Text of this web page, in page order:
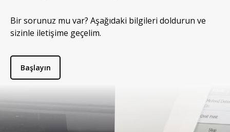
Bir sorunuz mu var? Aşağıdaki bilgileri doldurun ve
sizinle iletişime geçelim.
Başlayın